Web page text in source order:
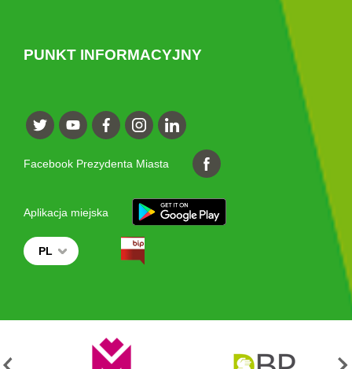
PUNKT INFORMACYJNY
Facebook Prezydenta Miasta
Aplikacja miejska
PL